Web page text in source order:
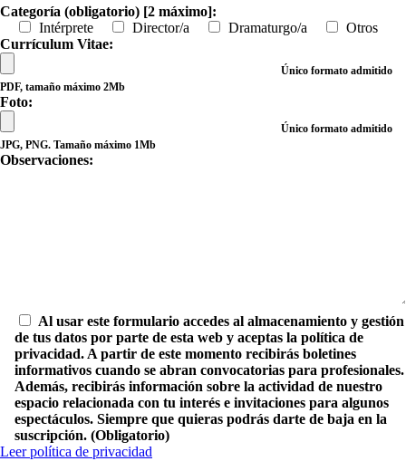
Categoría (obligatorio) [2 máximo]:
Intérprete
Director/a Dramaturgo/a
Otros
Currículum Vitae:
Único formato admitido
PDF, tamaño máximo 2Mb
Foto:
Único formato admitido
JPG, PNG. Tamaño máximo 1Mb
Observaciones:
Al usar este formulario accedes al almacenamiento y gestión
de tus datos por parte de esta web y aceptas la política de
privacidad. A partir de este momento recibirás boletines
informativos cuando se abran convocatorias para profesionales.
Además, recibirás información sobre la actividad de nuestro
espacio relacionada con tu interés e invitaciones para algunos
espectáculos. Siempre que quieras podrás darte de baja en la
suscripción. (Obligatorio)
Leer política de privacidad